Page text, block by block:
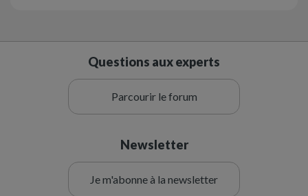
Questions aux experts
Parcourir le forum
Newsletter
Je m'abonne à la newsletter